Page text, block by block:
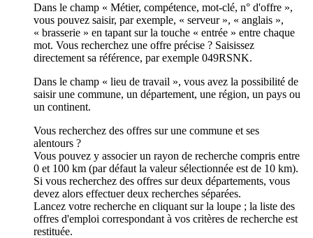
Dans le champ « Métier, compétence, mot-clé, n° d'offre »,
vous pouvez saisir, par exemple, « serveur », « anglais »,
« brasserie » en tapant sur la touche « entrée » entre chaque
mot. Vous recherchez une offre précise ? Saisissez
directement sa référence, par exemple 049RSNK.
Dans le champ « lieu de travail », vous avez la possibilité de
saisir une commune, un département, une région, un pays ou
un continent.
Vous recherchez des offres sur une commune et ses
alentours ?
Vous pouvez y associer un rayon de recherche compris entre
0 et 100 km (par défaut la valeur sélectionnée est de 10 km).
Si vous recherchez des offres sur deux départements, vous
devez alors effectuer deux recherches séparées.
Lancez votre recherche en cliquant sur la loupe ; la liste des
offres d'emploi correspondant à vos critères de recherche est
restituée.